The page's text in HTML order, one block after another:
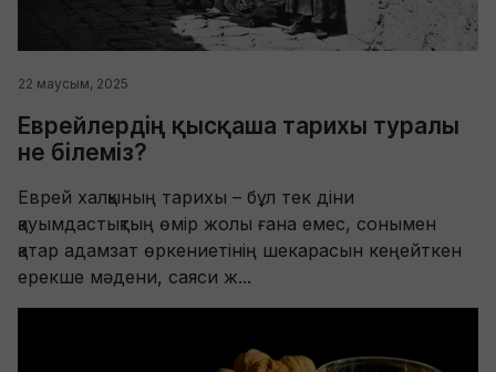
22 маусым, 2025
Еврейлердің қысқаша тарихы туралы
не білеміз?
Еврей халқының тарихы – бұл тек діни
қауымдастықтың өмір жолы ғана емес, сонымен
қатар адамзат өркениетінің шекарасын кеңейткен
ерекше мәдени, саяси ж...